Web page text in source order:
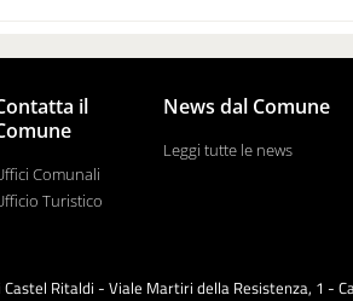
il
Comunali
Turistico
News dal Comune
Leggi tutte le news
Ritaldi - Viale Martiri della Resistenza, 1 -